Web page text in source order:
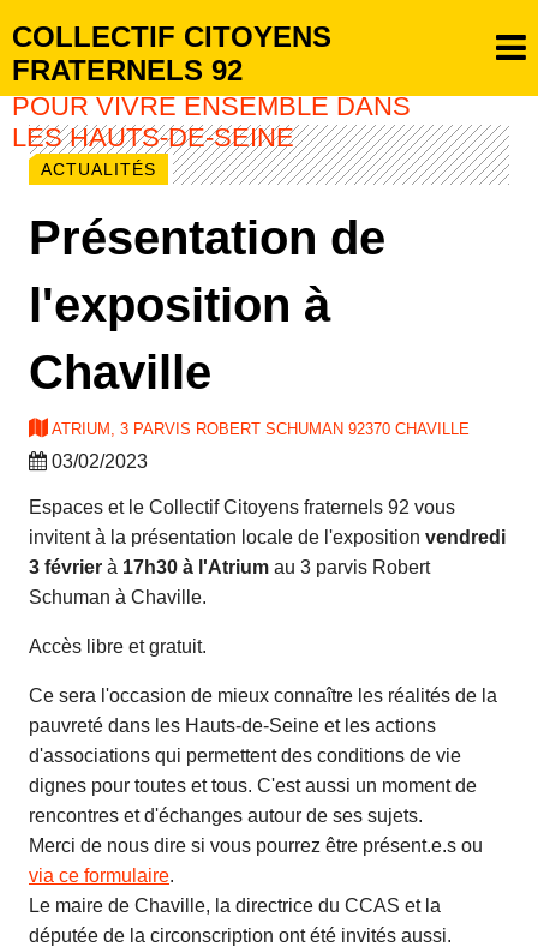
COLLECTIF CITOYENS
FRATERNELS 92
POUR VIVRE ENSEMBLE DANS
LES HAUTS-DE-SEINE
ACTUALITÉS
Présentation de
l'exposition à
Chaville
ATRIUM, 3 PARVIS ROBERT SCHUMAN 92370 CHAVILLE
03/02/2023
Espaces et le Collectif Citoyens fraternels 92 vous
invitent à la présentation locale de l'exposition vendredi
3 février à 17h30 à l'Atrium au 3 parvis Robert
Schuman à Chaville.
Accès libre et gratuit.
Ce sera l'occasion de mieux connaître les réalités de la
pauvreté dans les Hauts-de-Seine et les actions
d'associations qui permettent des conditions de vie
dignes pour toutes et tous. C'est aussi un moment de
rencontres et d'échanges autour de ses sujets.
Merci de nous dire si vous pourrez être présent.e.s ou
via ce formulaire.
Le maire de Chaville, la directrice du CCAS et la
députée de la circonscription ont été invités aussi.